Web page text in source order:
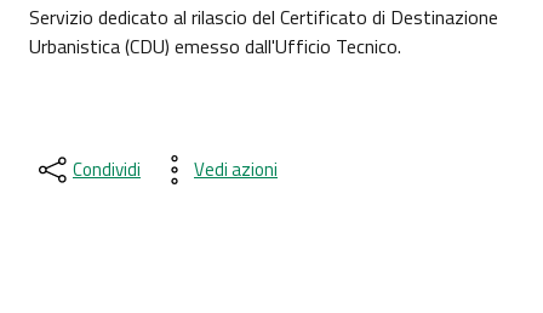
Servizio dedicato al rilascio del Certificato di Destinazione
Urbanistica (CDU) emesso dall'Ufficio Tecnico.
Condividi Vedi azioni